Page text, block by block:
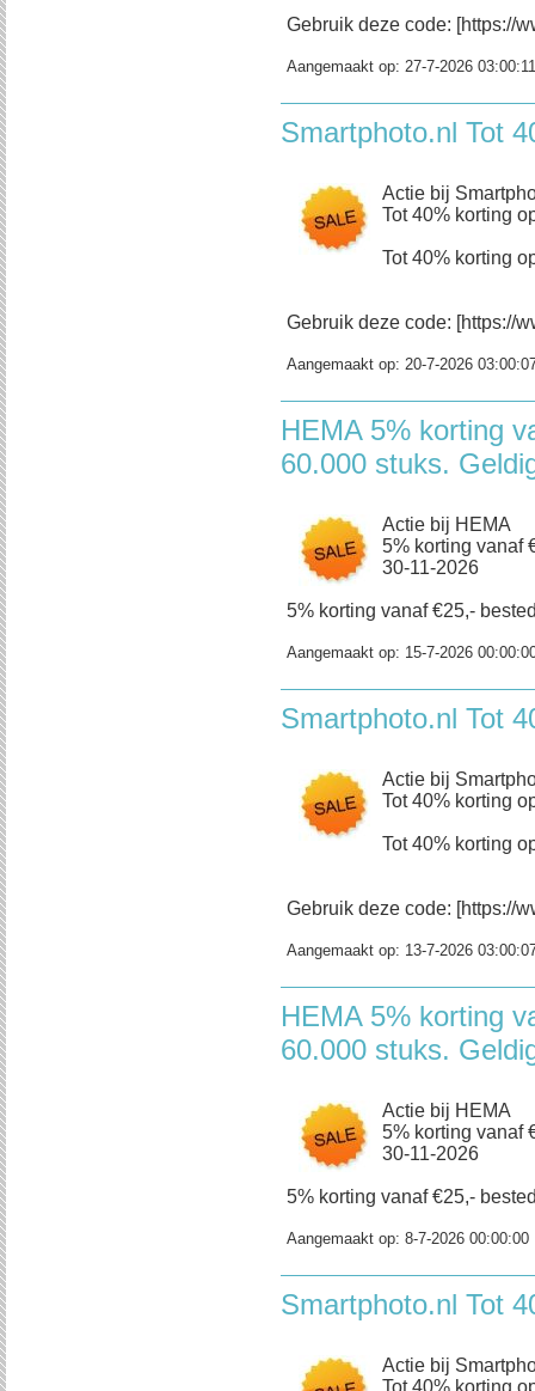
Gebruik deze code: [https://
Aangemaakt op: 27-7-2026 03:00:11
Smartphoto.nl Tot
Actie bij
Tot 40% korting
Tot 40% korting
Gebruik deze code: [https://
Aangemaakt op: 20-7-2026
HEMA 5% korting
60.000 stuks.
Actie bij HEMA
5% korting vanaf
30-11-2026
5% korting vanaf €25,-
Aangemaakt op: 15-7-2026
Smartphoto.nl Tot
Actie bij
Tot 40% korting
Tot 40% korting
Gebruik deze code: [https://
Aangemaakt op: 13-7-2026
HEMA 5% korting
60.000 stuks.
Actie bij HEMA
5% korting vanaf
30-11-2026
5% korting vanaf €25,-
Aangemaakt op: 8-7-2026 00:00:00
Smartphoto.nl Tot
Actie bij
Tot 40% korting